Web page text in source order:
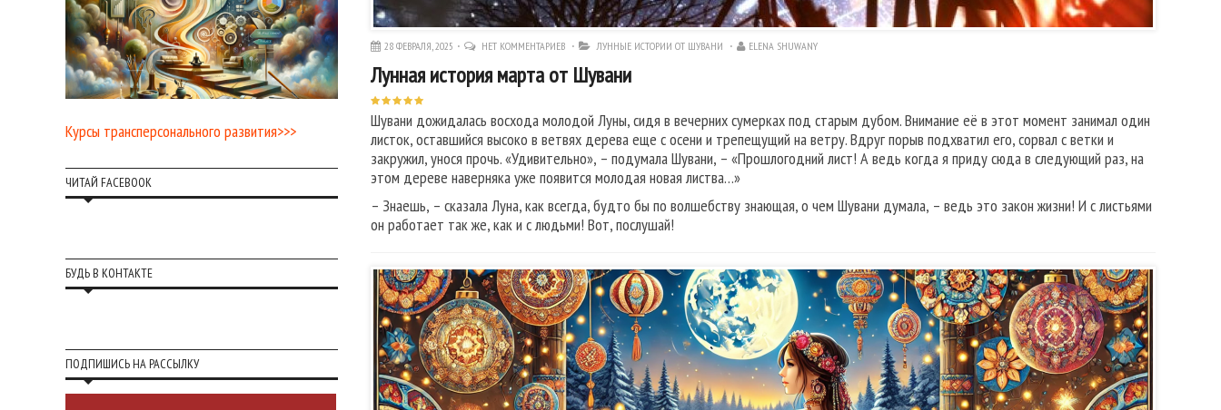
28 ФЕВРАЛЯ, 2025 НЕТ КОММЕНТАРИЕВ ЛУННЫЕ ИСТОРИИ ОТ ШУВАНИ ELENA SHUWANY
Лунная история марта от Шувани
Шувани дожидалась восхода молодой Луны, сидя в вечерних сумерках под старым дубом. Внимание её в этот момент занимал один
листок, оставшийся высоко в ветвях дерева еще с осени и трепещущий на ветру. Вдруг порыв подхватил его, сорвал с ветки и
закружил, унося прочь. «Удивительно», – подумала Шувани, – «Прошлогодний лист! А ведь когда я приду сюда в следующий раз, на
этом дереве наверняка уже появится молодая новая листва…»
– Знаешь, – сказала Луна, как всегда, будто бы по волшебству знающая, о чем Шувани думала, – ведь это закон жизни! И с листьями
он работает так же, как и с людьми! Вот, послушай!
Курсы трансперсонального развития>>>
ЧИТАЙ FACEBOOK
БУДЬ В КОНТАКТЕ
ПОДПИШИСЬ НА РАССЫЛКУ